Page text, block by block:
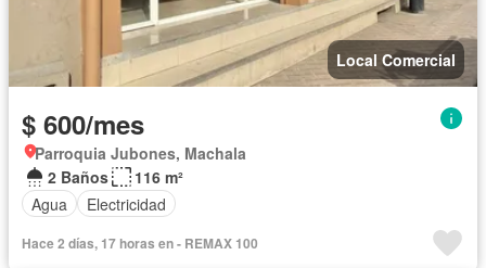
Local Comercial
$ 600/mes
Parroquia Jubones, Machala
2 Baños
116 m²
Agua
Electricidad
Hace 2 días, 17 horas en - REMAX 100